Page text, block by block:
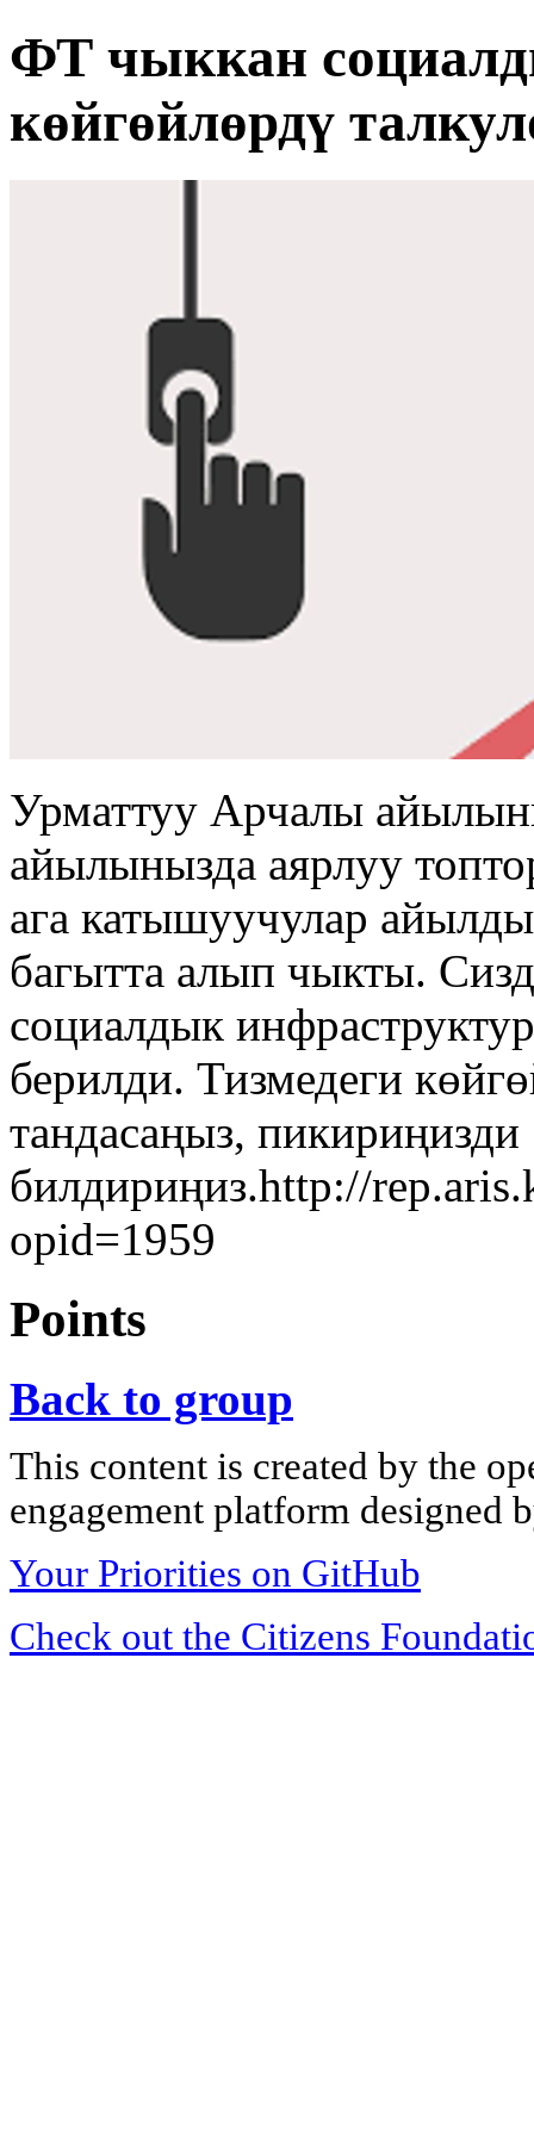
ФТ чыккан
көйгөйлөрдү
Урматтуу Арчалы
айылынызда аярлуу
ага катышуучулар
багытта алып чыкты.
социалдык
берилди. Тизмедеги
тандасаңыз, пикириңизди
билдириңиз.http://
opid=1959
Points
Back to group
This content is created by the
engagement platform designed
Your Priorities on GitHub
Check out the Citizens